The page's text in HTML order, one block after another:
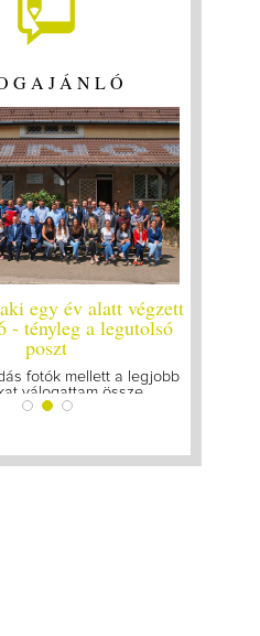
egy év alatt végzett
borász #25
vizsgákat, már
az utolsó...